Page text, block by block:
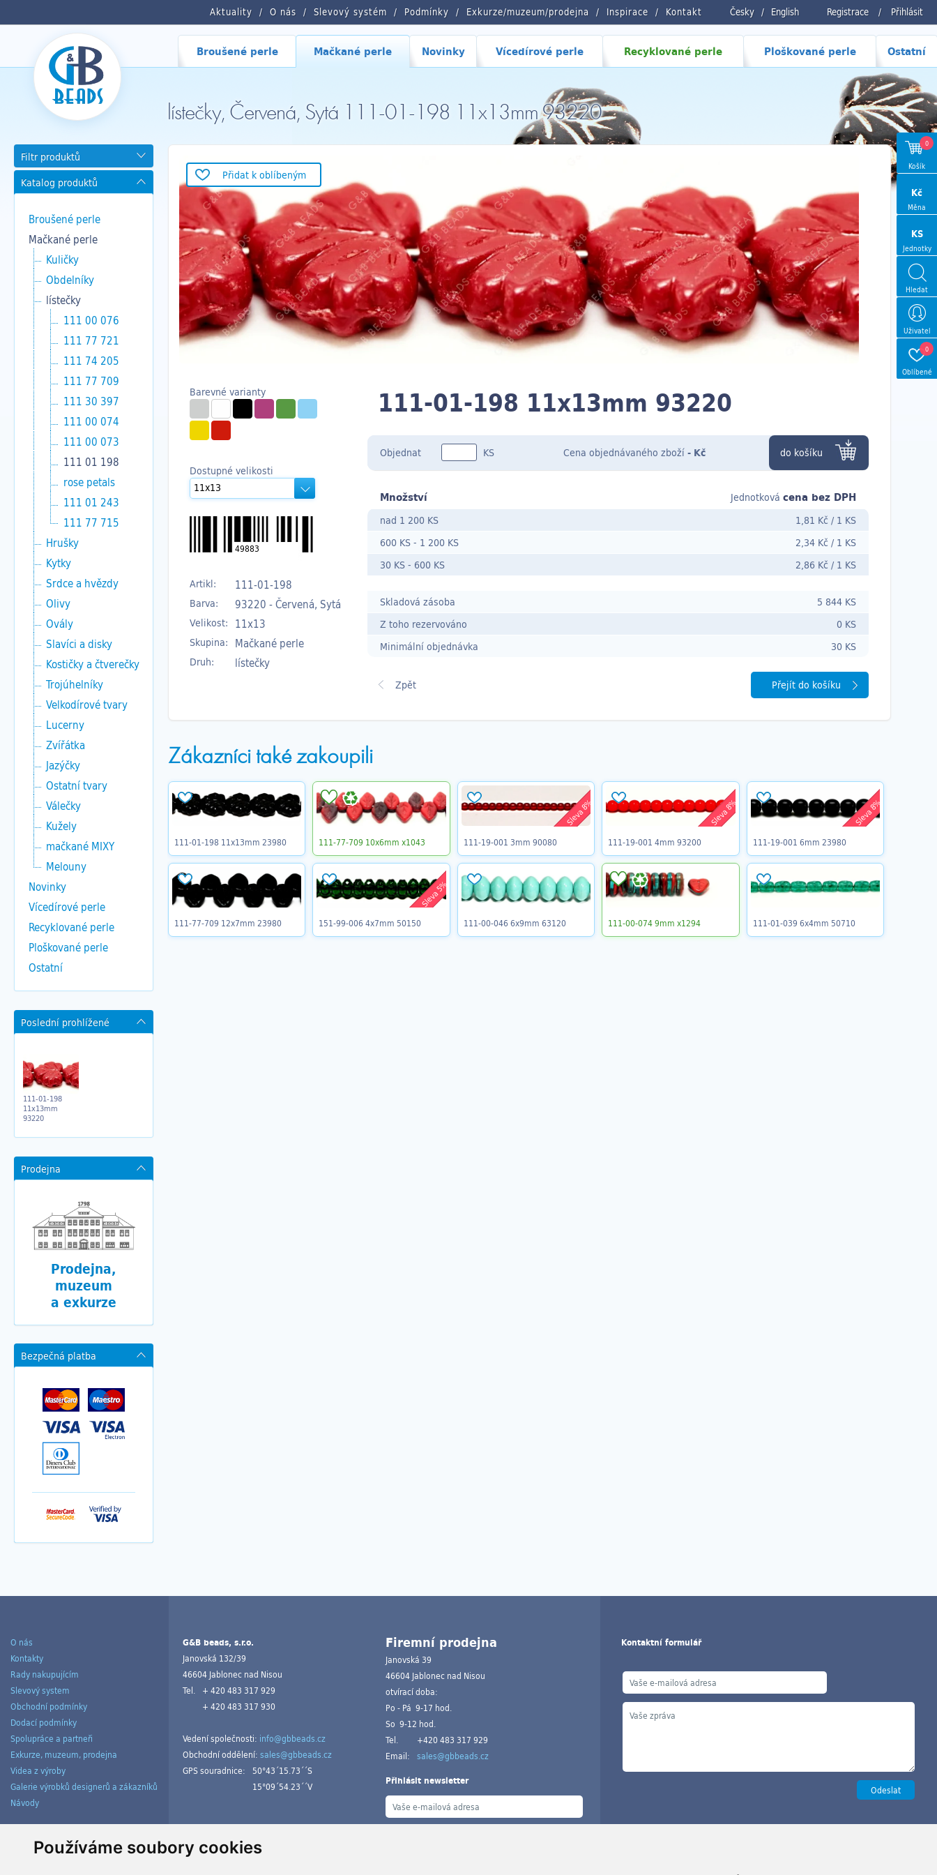
Používáme soubory cookies
Registrace / Přihlásit
Česky / English
Aktuality O nás Slevový systém Podmínky Exkurze/muzeum/prodejna Inspirace Kontakt
Broušené perle Mačkané perle Novinky Vícedírové perle Recyklované perle Ploškované perle Ostatní
lístečky, Červená, Sytá 111-01-198 11x13mm 93220
Filtr produktů
Katalog produktů
Broušené perle
Mačkané perle
Kuličky
Obdelníky
lístečky
111 00 076
111 77 721
111 74 205
111 77 709
111 30 397
111 00 074
111 00 073
111 01 198
rose petals
111 01 243
111 77 715
Hrušky
Kytky
Srdce a hvězdy
Olivy
Ovály
Slavíci a disky
Kostičky a čtverečky
Trojúhelníky
Velkodírové tvary
Lucerny
Zvířátka
Jazýčky
Ostatní tvary
Válečky
Kužely
mačkané MIXY
Melouny
Novinky
Vícedírové perle
Recyklované perle
Ploškované perle
Ostatní
Poslední prohlížené
111-01-198
11x13mm
93220
Prodejna
Prodejna,
muzeum
a exkurze
Bezpečná platba
Přidat k oblíbeným
Barevné varianty
Dostupné velikosti
49883
Artikl: 111-01-198
Barva: 93220 - Červená, Sytá
Velikost: 11x13
Skupina: Mačkané perle
Druh: lístečky
111-01-198 11x13mm 93220
Objednat KS Cena objednávaného zboží- Kč do košíku
Množství Jednotková cena bez DPH
nad 1 200 KS 1,81 Kč / 1 KS
600 KS- 1 200 KS 2,34 Kč / 1 KS
30 KS- 600 KS 2,86 Kč / 1 KS
Skladová zásoba
5 844 KS
Z toho rezervováno
0 KS
Minimální objednávka
30 KS
Přejít do košíku
Zákazníci také zakoupili
111-01-198 11x13mm 23980 111-77-709 10x6mm x1043
Sleva 8%
111-19-001 3mm 90080
Sleva 8%
111-19-001 4mm 93200
Sleva 8%
111-19-001 6mm 23980
111-77-709 12x7mm 23980
Sleva 5%
151-99-006 4x7mm 50150 111-00-046 6x9mm 63120 111-00-074 9mm x1294 111-01-039 6x4mm 50710
0
Košík
Kč
Měna
KS
Jednotky
Hledat
Uživatel
0
Oblíbené
O nás
Kontakty
Rady nakupujícím
Slevový system
Obchodní podmínky
Dodací podmínky
Spolupráce a partneři
Exkurze, muzeum, prodejna
Videa z výroby
Galerie výrobků designerů a zákazníků
Návody
G&B beads, s.r.o.
Janovská 132/39
46604 Jablonec nad Nisou
Tel.
+ 420 483 317 929
+ 420 483 317 930
Vedení společnosti: info@gbbeads.cz
Obchodní oddělení: sales@gbbeads.cz
GPS souradnice:
50°43´15.73´´S
15°09´54.23´´V
Firemní prodejna
Janovská 39
46604 Jablonec nad Nisou
otvírací doba:
Po - Pá 9-17 hod.
So 9-12 hod.
Tel.
+420 483 317 929
Email:
sales@gbbeads.cz
Přihlásit newsletter
Kontaktní formulář